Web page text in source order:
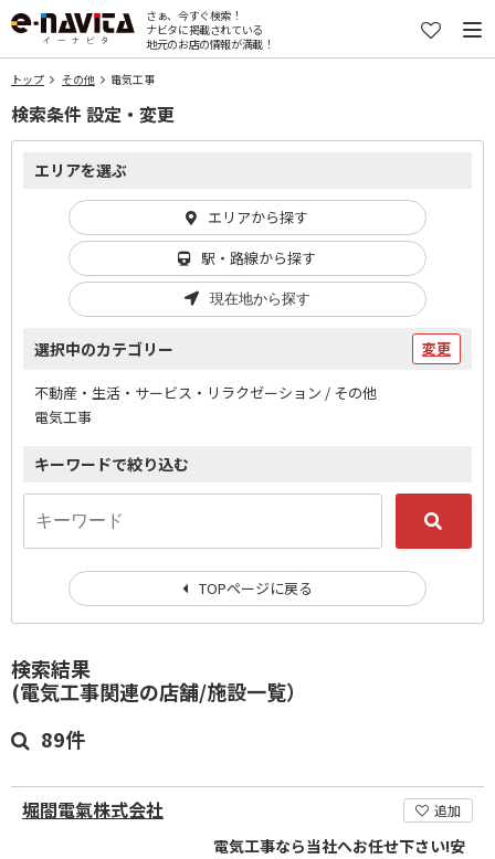
さぁ、今すぐ検索！
ナビタに掲載されている
地元のお店の情報が満載！
トップ その他 電気工事
検索結果
(電気工事関連の店舗/施設一覧）
89件
堀閤電氣株式会社 追加
電気工事なら当社へお任せ下さい!安
検索条件 設定・変更
エリアを選ぶ
エリアから探す
駅・路線から探す
現在地から探す
選択中のカテゴリー 変更
不動産・生活・サービス・リラクゼーション / その他
電気工事
キーワードで絞り込む
TOPページに戻る